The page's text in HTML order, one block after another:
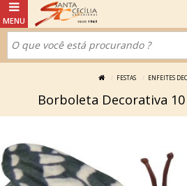
FESTAS ENFEITES
Borboleta Decorativa 10